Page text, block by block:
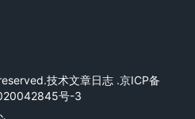
技术文章日志 .京ICP备
号-3